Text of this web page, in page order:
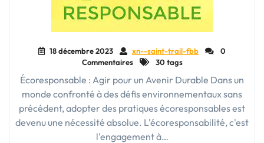
18 décembre 2023 xn--saint-trail-fbb
0
Commentaires
30 tags
Écoresponsable : Agir pour un Avenir Durable Dans un
monde confronté à des défis environnementaux sans
précédent, adopter des pratiques écoresponsables est
devenu une nécessité absolue. L'écoresponsabilité, c'est
l'engagement à…